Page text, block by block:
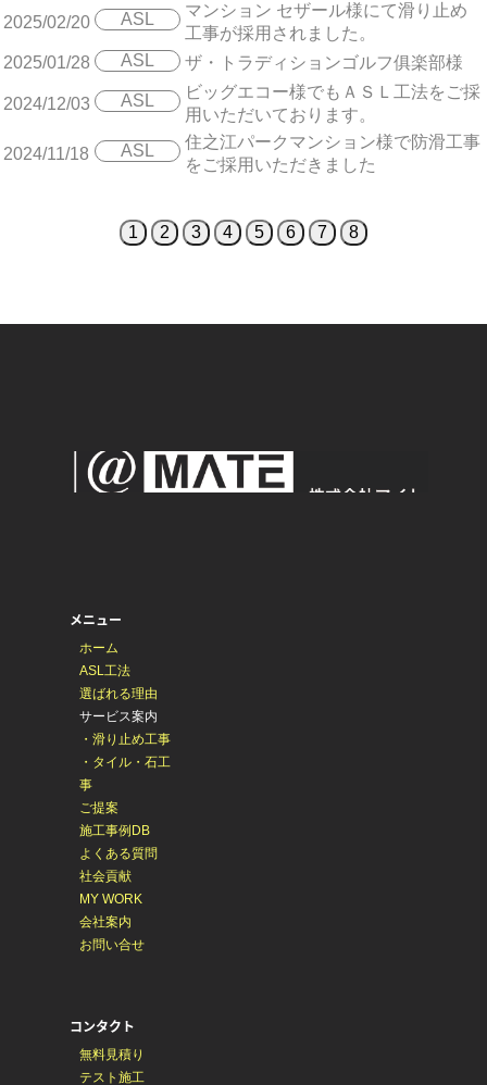
2025/02/20 ASL
マンション セザール様にて滑り止め
工事が採用されました。
2025/01/28
ASL ザ・トラディションゴルフ俱楽部様
2024/12/03 ASL
ビッグエコー様でもＡＳＬ工法をご採
用いただいております。
2024/11/18 ASL
住之江パークマンション様で防滑工事
をご採用いただきました
1 2 3 4 5 6 7 8
メニュー
ホーム
ASL工法
選ばれる理由
サービス案内
・滑り止め工事
・タイル・石工
事
ご提案
施工事例DB
よくある質問
社会貢献
MY WORK
会社案内
お問い合せ
コンタクト
無料見積り
テスト施工